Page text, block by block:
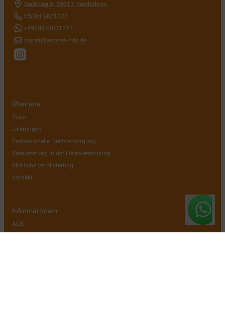
Bachweg 5, 29313 Hambühren
05084 9871223
+4950849871223
woost@antares-nds.de
Über uns
Team
Leistungen
Professionelle Heimversorgung
Verblisterung in der Heimversorgung
Klinische Verblisterung
Kontakt
Informationen
AGB